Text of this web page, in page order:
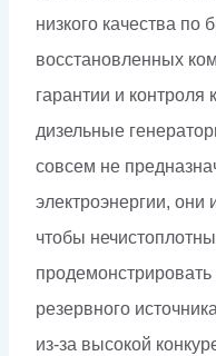
низкого качества
восстановленных
гарантии и контроля
дизельные
совсем не
электроэнергии, они
чтобы
продемонстрировать
резервного
из-за высокой